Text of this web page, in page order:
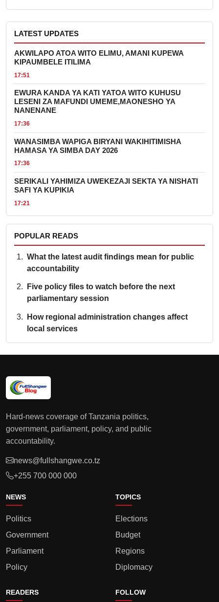
LATEST UPDATES
AKWILAPO ATOA WITO ELIMU, AMANI KUPEWA
KIPAUMBELE ITILIMA
17:51
EWURA KANDA YA KATI YATOA WITO KUHUSU
LESENI ZA MAFUNDI UMEME,MAONESHO YA
NANENANE
17:36
WANASIMBA WAPIGA BIRYANI WAKIHITIMISHA
HAMASA YA SIMBA DAY 2026
17:36
SERIKALI YAHIMIZA UWEKEZAJI SEKTA YA NISHATI
SAFI YA KUPIKIA
17:21
POPULAR READS
What the latest audit findings mean for public
accountability
Five policy files to watch before the next
parliamentary session
How regional administration changes affect
local services
Hard-news coverage of Tanzania politics,
government, parliament, policy, and public
accountability.
news@fullshangwe.co.tz
+255 700 000 000
NEWS
Politics
Government
Parliament
Policy
TOPICS
Elections
Budget
Regions
Diplomacy
READERS FOLLOW